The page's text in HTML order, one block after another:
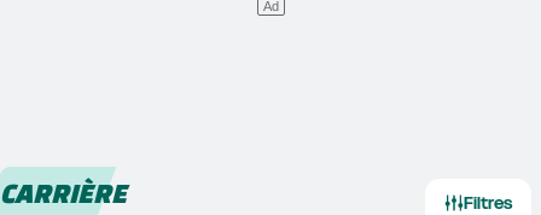
CARRIÈRE Filtres